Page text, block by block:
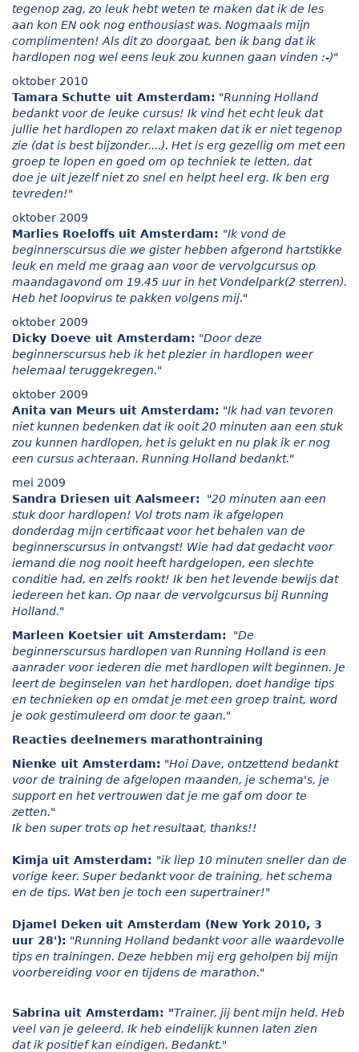
tegenop zag, zo leuk hebt weten te maken dat ik de les
aan kon EN ook nog enthousiast was. Nogmaals mijn
complimenten! Als dit zo doorgaat, ben ik bang dat ik
hardlopen nog wel eens leuk zou kunnen gaan vinden :-)"
oktober 2010
Tamara Schutte uit Amsterdam: "Running Holland
bedankt voor de leuke cursus! Ik vind het echt leuk dat
jullie het hardlopen zo relaxt maken dat ik er niet tegenop
zie (dat is best bijzonder....). Het is erg gezellig om met een
groep te lopen en goed om op techniek te letten, dat
doe je uit jezelf niet zo snel en helpt heel erg. Ik ben erg
tevreden!"
oktober 2009
Marlies Roeloffs uit Amsterdam: "Ik vond de
beginnerscursus die we gister hebben afgerond hartstikke
leuk en meld me graag aan voor de vervolgcursus op
maandagavond om 19.45 uur in het Vondelpark(2 sterren).
Heb het loopvirus te pakken volgens mij."
oktober 2009
Dicky Doeve uit Amsterdam: "Door deze
beginnerscursus heb ik het plezier in hardlopen weer
helemaal teruggekregen."
oktober 2009
Anita van Meurs uit Amsterdam: "Ik had van tevoren
niet kunnen bedenken dat ik ooit 20 minuten aan een stuk
zou kunnen hardlopen, het is gelukt en nu plak ik er nog
een cursus achteraan. Running Holland bedankt."
mei 2009
Sandra Driesen uit Aalsmeer:
"20 minuten aan een
stuk door hardlopen! Vol trots nam ik afgelopen
donderdag mijn certificaat voor het behalen van de
beginnerscursus in ontvangst! Wie had dat gedacht voor
iemand die nog nooit heeft hardgelopen, een slechte
conditie had, en zelfs rookt! Ik ben het levende bewijs dat
iedereen het kan. Op naar de vervolgcursus bij Running
Holland."
Marleen Koetsier uit Amsterdam:
"De
beginnerscursus hardlopen van Running Holland is een
aanrader voor iederen die met hardlopen wilt beginnen. Je
leert de beginselen van het hardlopen, doet handige tips
en technieken op en omdat je met een groep traint, word
je ook gestimuleerd om door te gaan."
Reacties deelnemers marathontraining
Nienke uit Amsterdam: "Hoi Dave, ontzettend bedankt
voor de training de afgelopen maanden, je schema's, je
support en het vertrouwen dat je me gaf om door te
zetten."
Ik ben super trots op het resultaat, thanks!!
Kimja uit Amsterdam: "ik liep 10 minuten sneller dan de
vorige keer. Super bedankt voor de training, het schema
en de tips. Wat ben je toch een supertrainer!"
Djamel Deken uit Amsterdam (New York 2010, 3
uur 28'): "Running Holland bedankt voor alle waardevolle
tips en trainingen. Deze hebben mij erg geholpen bij mijn
voorbereiding voor en tijdens de marathon."
Sabrina uit Amsterdam: "Trainer, jij bent mijn held. Heb
veel van je geleerd. Ik heb eindelijk kunnen laten zien
dat ik positief kan eindigen. Bedankt."